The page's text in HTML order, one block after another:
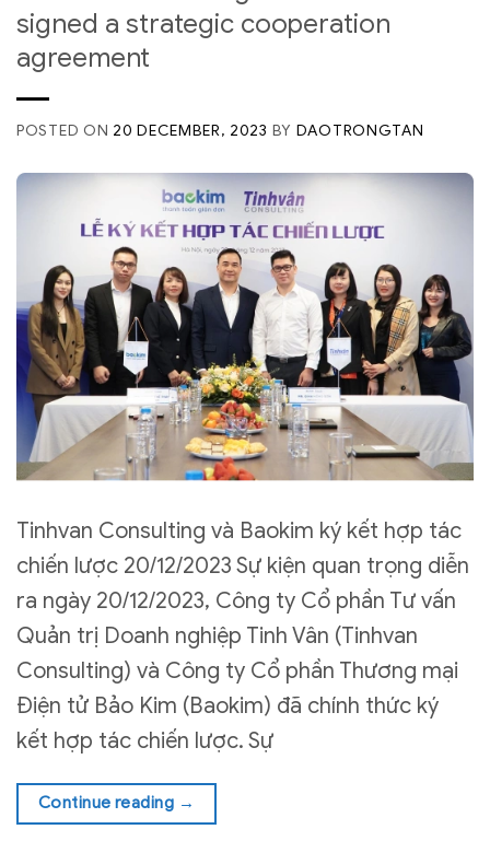
signed a strategic cooperation
agreement
POSTED ON 20 DECEMBER, 2023 BY DAOTRONGTAN
Tinhvan Consulting và Baokim ký kết hợp tác
chiến lược 20/12/2023 Sự kiện quan trọng diễn
ra ngày 20/12/2023, Công ty Cổ phần Tư vấn
Quản trị Doanh nghiệp Tinh Vân (Tinhvan
Consulting) và Công ty Cổ phần Thương mại
Điện tử Bảo Kim (Baokim) đã chính thức ký
kết hợp tác chiến lược. Sự
Continue reading →